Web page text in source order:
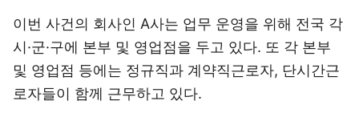
이번 사건의 회사인 A사는 업무 운영을 위해 전국 각
시·군·구에 본부 및 영업점을 두고 있다. 또 각 본부
및 영업점 등에는 정규직과 계약직근로자, 단시간근
로자들이 함께 근무하고 있다.